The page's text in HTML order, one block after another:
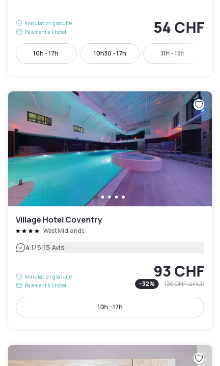
Annulation gratuite
Paiement à l'hôtel
54 CHF
10h - 17h 10h30 - 17h 11h - 18h
Village Hotel Coventry
West Midlands
4.1/5|15 Avis
Annulation gratuite
Paiement à l'hôtel
93 CHF
-32% 136 CHFla nuit
10h - 17h